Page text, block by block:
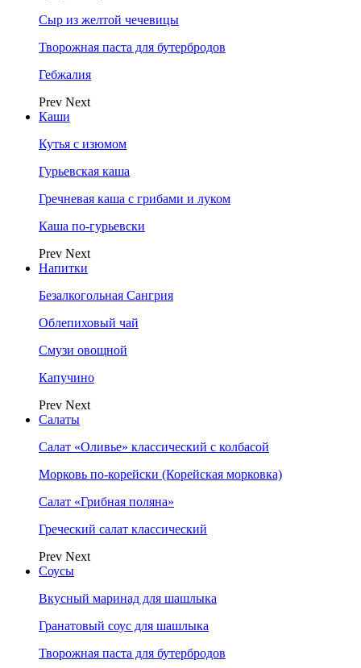
Сыр из желтой чечевицы
Творожная паста для бутербродов
Гебжалия
Prev Next
Каши
Кутья с изюмом
Гурьевская каша
Гречневая каша с грибами и луком
Каша по-гурьевски
Prev Next
Напитки
Безалкогольная Сангрия
Облепиховый чай
Смузи овощной
Капучино
Prev Next
Салаты
Салат «Оливье» классический с колбасой
Морковь по-корейски (Корейская морковка)
Салат «Грибная поляна»
Греческий салат классический
Prev Next
Соусы
Вкусный маринад для шашлыка
Гранатовый соус для шашлыка
Творожная паста для бутербродов